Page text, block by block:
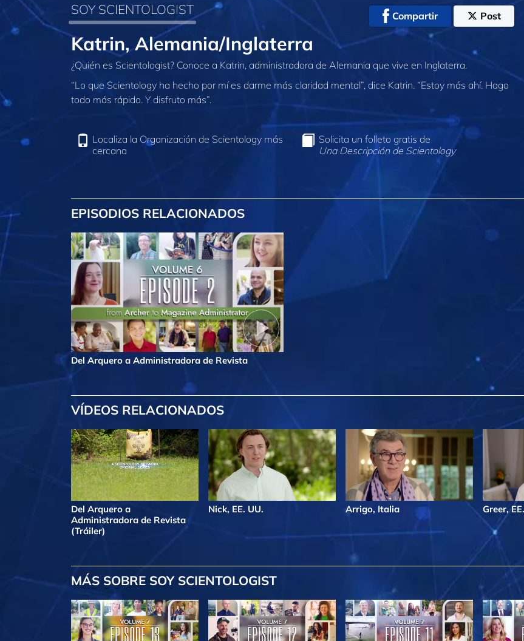
SOY SCIENTOLOGIST Compartir Post
Katrin, Alemania/Inglaterra
¿Quién es Scientologist? Conoce a Katrin, administradora de Alemania que vive en Inglaterra.
“Lo que Scientology ha hecho por mí es darme más claridad mental”, dice Katrin. “Estoy más ahí. Hago
todo más rápido. Y disfruto más”.
Localiza la Organización de Scientology más
cercana
Solicita un folleto gratis de
Una Descripción de Scientology
EPISODIOS RELACIONADOS
Del Arquero a Administradora de Revista
VÍDEOS RELACIONADOS
Del Arquero a
Administradora de Revista
(Tráiler)
Nick, EE. UU. Arrigo, Italia Greer,
MÁS SOBRE SOY SCIENTOLOGIST